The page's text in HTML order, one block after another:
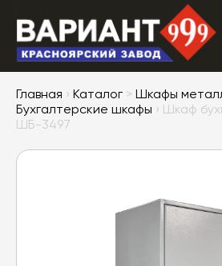
Главная › Каталог > Шкафы
Бухгалтерские шкафы › Шкаф
ШБ-3497